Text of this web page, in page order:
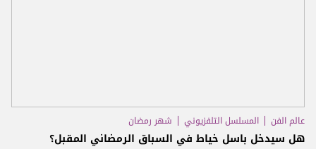
عالم الفن المسلسل التلفزيوني شهر رمضان
هل سيدخل باسل خياط في السباق الرمضاني المقبل؟